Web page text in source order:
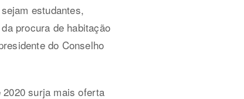
estudantes,
procura de habitação
do Conselho
surja mais oferta